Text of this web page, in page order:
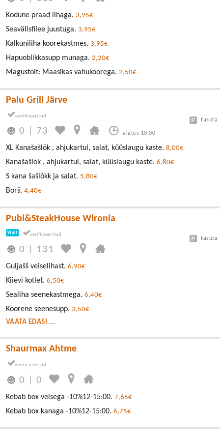
Kodune praad lihaga. 3,95€
Seavälisfilee juustuga. 3,95€
Kalkuniliha koorekastmes. 3,95€
Hapuoblikkasupp munaga. 2,20€
Magustoit: Maasikas vahukoorega. 2,50€
Palu Grill Järve
0 73 alates 10:00
tasuta
XL Kanašašlõk , ahjukartul, salat, küüslaugu kaste. 8,00€
Kanašašlõk , ahjukartul, salat, küüslaugu kaste. 6,80€
S kana šašlõkk ja salat. 5,80€
Borš. 4,40€
Pubi&SteakHouse Wironia
Wolt
0 131
tasuta
Guljašš veiselihast. 6,90€
Kiievi kotlet. 6,50€
Sealiha seenekastmega. 6,40€
Koorene seenesupp. 3,50€
VAATA EDASI ...
Shaurmax Ahtme
0 |0
Kebab box veisega -10%12-15:00. 7,65€
Kebab box kanaga -10%12-15:00. 6,75€